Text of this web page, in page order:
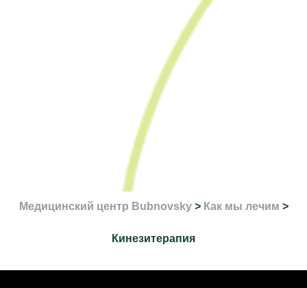
Медицинский центр Bubnovsky> Как мы лечим >
Кинезитерапия